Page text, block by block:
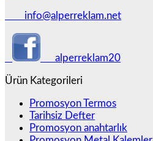
info@alperreklam.net
alperreklam20
Ürün Kategorileri
Promosyon Termos
Tarihsiz Defter
Promosyon anahtarlık